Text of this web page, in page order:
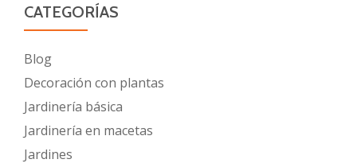
CATEGORÍAS
Blog
Decoración con plantas
Jardinería básica
Jardinería en macetas
Jardines